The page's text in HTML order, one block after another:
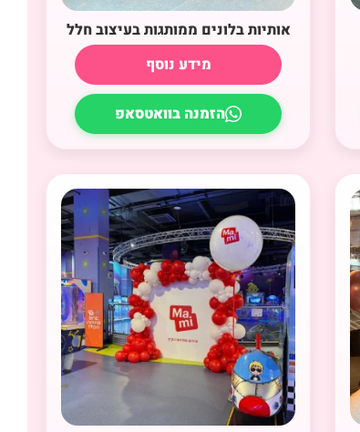
אותיות בלונים ממותגות בעיצוב חלל
מידע נוסף
הזמנה בוואטסאפ